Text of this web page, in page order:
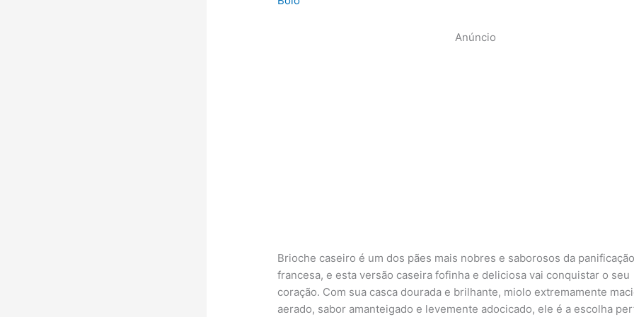
Anúncio
Brioche caseiro é um dos pães mais nobres e saborosos da panificação
francesa, e esta versão caseira fofinha e deliciosa vai conquistar o seu
coração. Com sua casca dourada e brilhante, miolo extremamente
aerado, sabor amanteigado e levemente adocicado, ele é a escolha